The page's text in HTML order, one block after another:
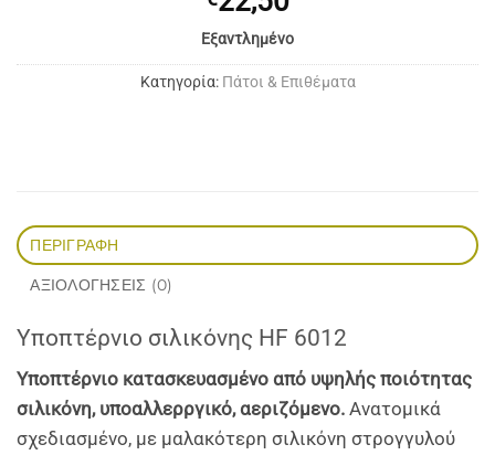
Εξαντλημένο
Κατηγορία: Πάτοι & Επιθέματα
ΠΕΡΙΓΡΑΦΉ
ΑΞΙΟΛΟΓΉΣΕΙΣ (0)
Υποπτέρνιο σιλικόνης HF 6012
Υποπτέρνιo κατασκευασμένo από υψηλής ποιότητας
σιλικόνη, υποαλλερργικό, αεριζόμενο. Ανατομικά
σχεδιασμένο, με μαλακότερη σιλικόνη στρογγυλού